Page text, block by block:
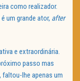
como realizador.
um grande ator, after
e extraordinária.
passo mas
faltou-lhe apenas um